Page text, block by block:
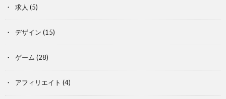
求人 (5)
デザイン (15)
ゲーム (28)
アフィリエイト (4)